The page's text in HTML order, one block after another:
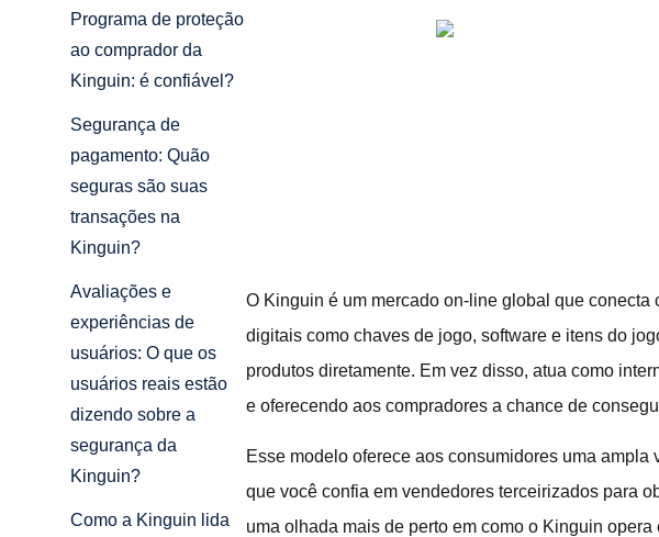
Programa de proteção
ao comprador da
Kinguin: é confiável?
Segurança de
pagamento: Quão
seguras são suas
transações na
Kinguin?
Avaliações e
experiências de
usuários: O que os
usuários reais estão
dizendo sobre a
segurança da
Kinguin?
Como a Kinguin lida
O Kinguin é um mercado on-line global que
digitais como chaves de jogo, software e itens do
produtos diretamente. Em vez disso, atua como
e oferecendo aos compradores a chance de
Esse modelo oferece aos consumidores uma
que você confia em vendedores terceirizados para
uma olhada mais de perto em como o Kinguin